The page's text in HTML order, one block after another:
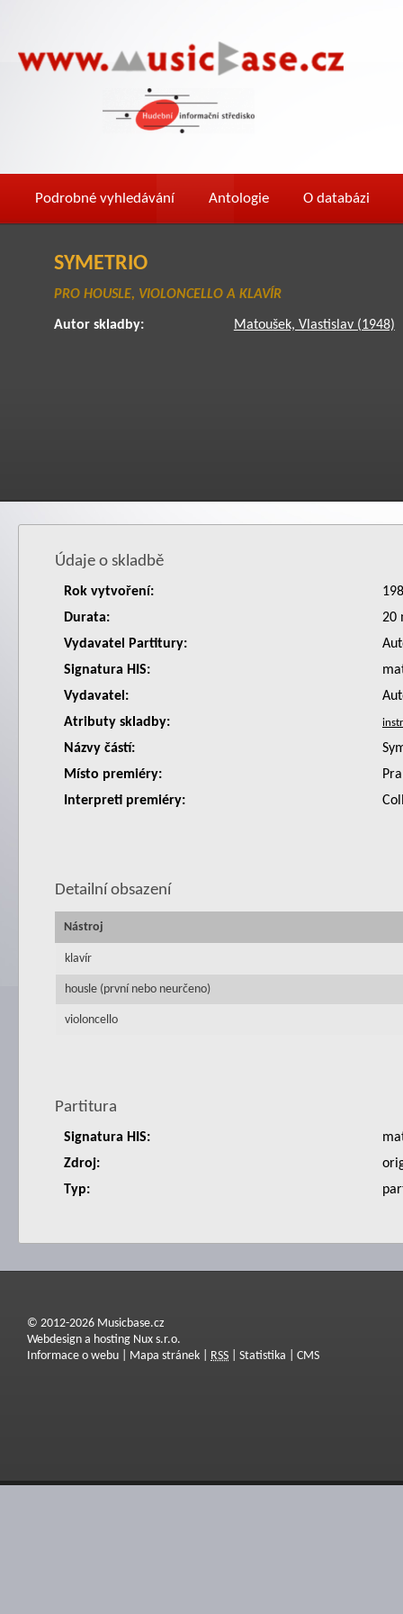
Podrobné vyhledávání Antologie O databázi
SYMETRIO
PRO HOUSLE, VIOLONCELLO A KLAVÍR
Autor skladby: Matoušek, Vlastislav (1948)
Údaje o skladbě
Rok vytvoření:
Durata:
20
Vydavatel Partitury:
Signatura HIS:
Vydavatel:
Atributy skladby:
Názvy částí:
Místo premiéry:
Interpreti premiéry:
Detailní obsazení
Nástroj
klavír
housle (první nebo neurčeno)
violoncello
Partitura
Signatura HIS:
Zdroj:
Typ:
© 2012-2026 Musicbase.cz
Webdesign a hosting Nux s.r.o.
Informace o webu
Mapa stránek RSS Statistika CMS